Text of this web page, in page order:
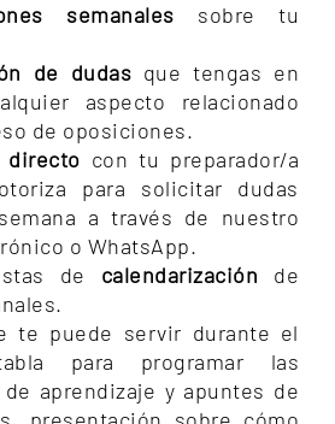
semanales sobre tu
de dudas que tengas en
aspecto relacionado
de oposiciones.
directo con tu preparador/a
para solicitar dudas
a través de nuestro
o WhatsApp.
de calendarización de
te puede servir durante el
para programar las
aprendizaje y apuntes de